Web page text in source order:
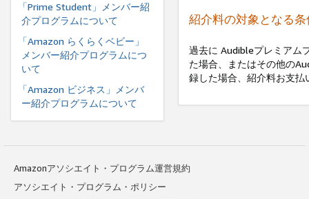
「Prime Student」メンバー紹
介プログラムについて
「Amazon らくらくベビー」
メンバー紹介プログラムにつ
いて
「Amazon ビジネス」メンバ
ー紹介プログラムについて
紹介料の対象となる条
過去に Audibleプレミアム
た場合、またはその他の
録した場合、紹介料お支
Amazonアソシエイト・プログラム運営規約
アソシエイト・プログラム・ポリシー